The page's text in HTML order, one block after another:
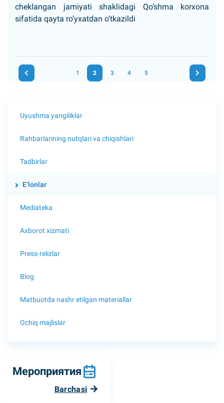
cheklangan jamiyati shaklidagi Qo’shma korxona
sifatida qayta ro’yxatdan o’tkazildi
1 2 3 4 5
Uyushma yangiliklar
Rahbarlarining nutqlari va chiqishlari
Tadbirlar
E’lonlar
Mediateka
Axborot xizmati
Press-relizlar
Blog
Matbuotda nashr etilgan materiallar
Ochiq majlislar
Мероприятия
Barchasi